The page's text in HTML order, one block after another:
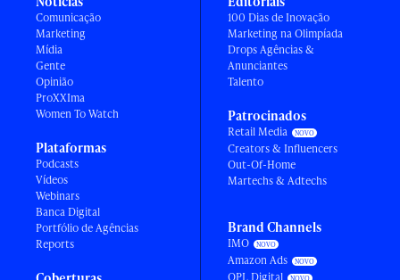
Comunicação
Marketing
Mídia
Gente
Opinião
ProXXIma
Women To Watch
Plataformas
Podcasts
Vídeos
Webinars
Banca Digital
Portfólio de Agências
Reports
100 Dias de Inovação
Marketing na Olimpíada
Drops Agências &
Anunciantes
Talento
Patrocinados
Retail Media
Creators & Influencers
Out-Of-Home
Martechs & Adtechs
Brand Channels
IMO
Amazon Ads
OPL Digital